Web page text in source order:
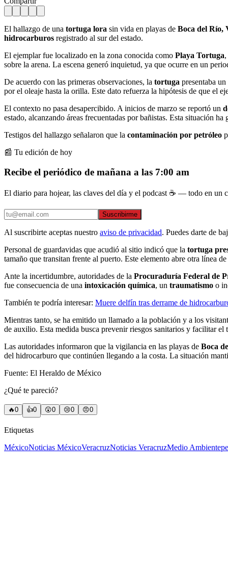
El hallazgo de una tortuga lora sin vida en playas de Boca del Río,
hidrocarburos registrado al sur del estado.
El ejemplar fue localizado en la zona conocida como Playa Tortuga
sobre la arena. La escena generó inquietud, ya que ocurre en un
De acuerdo con las primeras observaciones, la tortuga presentaba
por el oleaje hasta la orilla. Este dato refuerza la hipótesis de que el
El contexto no pasa desapercibido. A inicios de marzo se reportó un
estado, alcanzando áreas frecuentadas por bañistas. Esta situación
Testigos del hallazgo señalaron que la contaminación por petróleo
📰 Tu edición de hoy
Recibe el periódico de mañana a las 7:00 am
El diario para hojear, las claves del día y el podcast ☕ — todo en un
Suscribirme
Al suscribirte aceptas nuestro aviso de privacidad. Puedes darte de
Personal de guardavidas que acudió al sitio indicó que la tortuga
tamaño que transitan frente al puerto. Este elemento abre otra línea
Ante la incertidumbre, autoridades de la Procuraduría Federal de
fue consecuencia de una intoxicación química, un traumatismo o
También te podría interesar: Muere delfín tras derrame de
Mientras tanto, se ha emitido un llamado a la población y a los
de auxilio. Esta medida busca prevenir riesgos sanitarios y facilitar el
Las autoridades informaron que la vigilancia en las playas de Boca
del hidrocarburo que continúen llegando a la costa. La situación
Fuente: El Heraldo de México
¿Qué te pareció?
🔥0 👍0 😲0 😢0 😠0
Etiquetas
MéxicoNoticias MéxicoVeracruzNoticias VeracruzMedio Ambiente